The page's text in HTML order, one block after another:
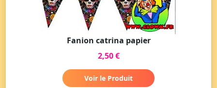
Fanion catrina papier
2,50 €
Voir le Produit